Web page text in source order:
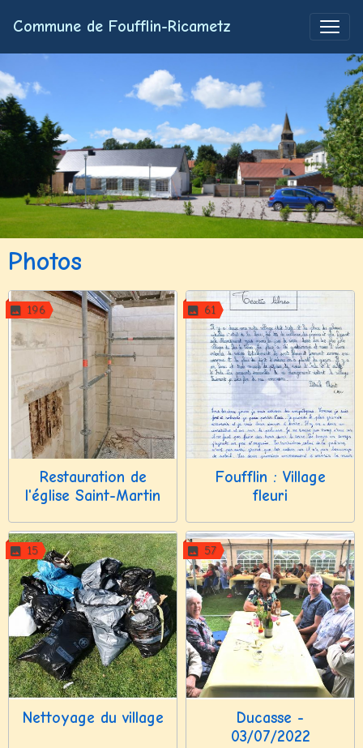
Commune de Foufflin-Ricametz
Photos
196
Restauration de
l'église Saint-Martin
61
Foufflin : Village
fleuri
15
Nettoyage du village
57
Ducasse -
03/07/2022